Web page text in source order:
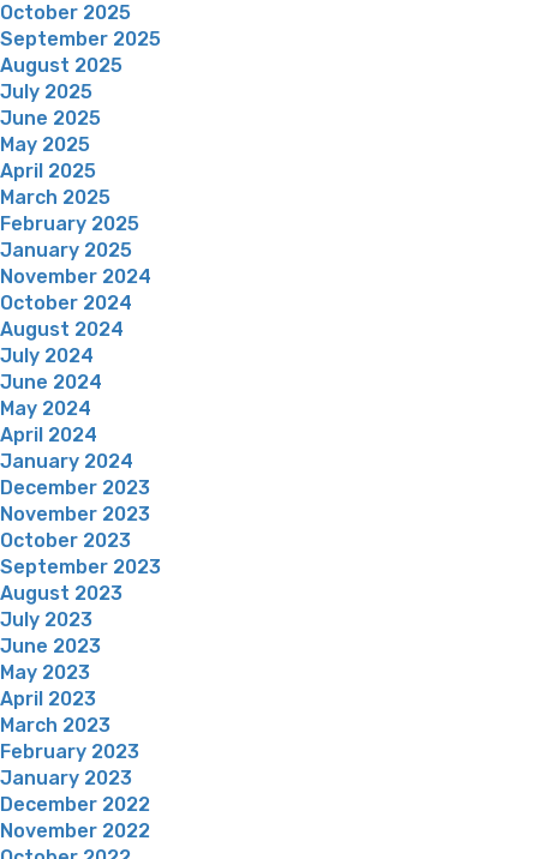
October 2025
September 2025
August 2025
July 2025
June 2025
May 2025
April 2025
March 2025
February 2025
January 2025
November 2024
October 2024
August 2024
July 2024
June 2024
May 2024
April 2024
January 2024
December 2023
November 2023
October 2023
September 2023
August 2023
July 2023
June 2023
May 2023
April 2023
March 2023
February 2023
January 2023
December 2022
November 2022